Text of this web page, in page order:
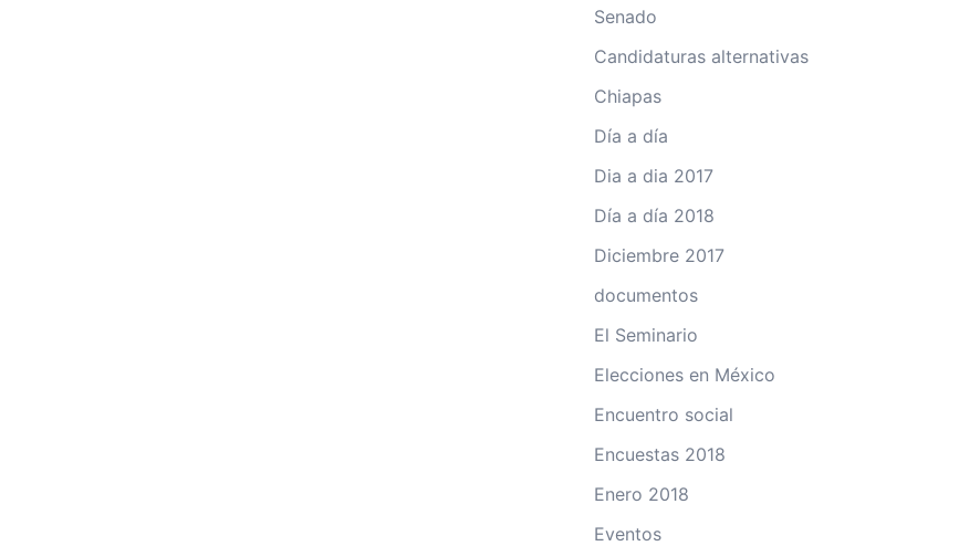
Senado
Candidaturas alternativas
Chiapas
Día a día
Dia a dia 2017
Día a día 2018
Diciembre 2017
documentos
El Seminario
Elecciones en México
Encuentro social
Encuestas 2018
Enero 2018
Eventos